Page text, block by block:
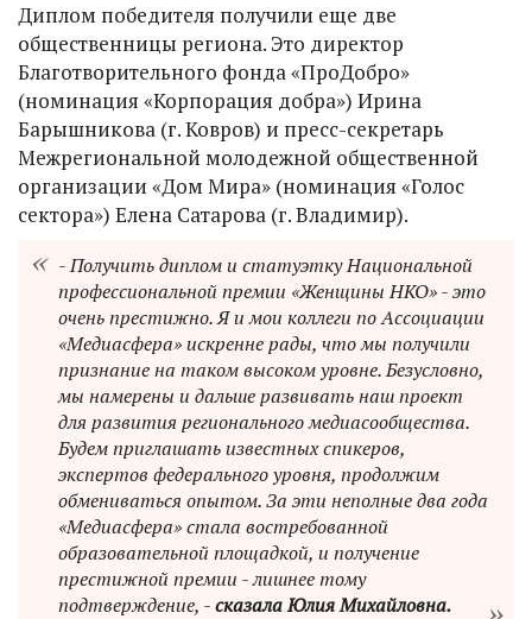
Диплом победителя получили еще две
общественницы региона. Это директор
Благотворительного фонда «ПроДобро»
(номинация «Корпорация добра») Ирина
Барышникова (г. Ковров) и пресс-секретарь
Межрегиональной молодежной общественной
организации «Дом Мира» (номинация «Голос
сектора») Елена Сатарова (г. Владимир).
- Получить диплом и статуэтку Национальной
профессиональной премии «Женщины НКО» - это
очень престижно. Я и мои коллеги по Ассоциации
«Медиасфера» искренне рады, что мы получили
признание на таком высоком уровне. Безусловно,
мы намерены и дальше развивать наш проект
для развития регионального медиасообщества.
Будем приглашать известных спикеров,
экспертов федерального уровня, продолжим
обмениваться опытом. За эти неполные два года
«Медиасфера» стала востребованной
образовательной площадкой, и получение
престижной премии - лишнее тому
подтверждение, -сказала Юлия Михайловна.